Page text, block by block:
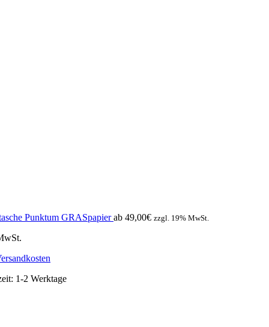
Punktum GRASpapier ab 49,00€ zzgl. 19% MwSt.
1-2 Werktage